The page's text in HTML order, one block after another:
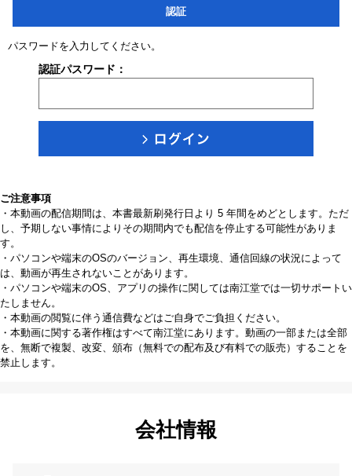
認証
パスワードを入力してください。
認証パスワード：
ご注意事項
・本動画の配信期間は、本書最新刷発行日より 5 年間をめどとします。ただ
し、予期しない事情によりその期間内でも配信を停止する可能性がありま
す。
・パソコンや端末のOSのバージョン、再生環境、通信回線の状況によって
は、動画が再生されないことがあります。
・パソコンや端末のOS、アプリの操作に関しては南江堂では一切サポートい
たしません。
・本動画の閲覧に伴う通信費などはご自身でご負担ください。
・本動画に関する著作権はすべて南江堂にあります。動画の一部または全部
を、無断で複製、改変、頒布（無料での配布及び有料での販売）することを
禁止します。
会社情報